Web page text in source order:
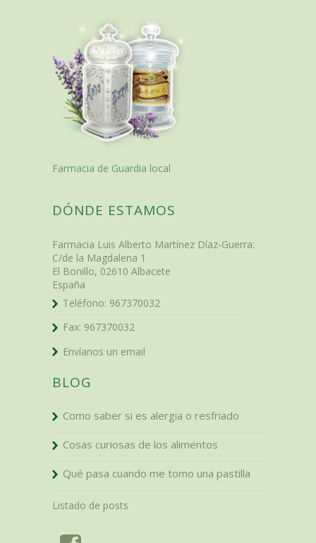
Farmacia de Guardia local
DÓNDE ESTAMOS
Farmacia Luis Alberto Martínez Díaz-Guerra:
C/de la Magdalena 1
El Bonillo, 02610 Albacete
España
Teléfono: 967370032
Fax: 967370032
Envíanos un email
BLOG
Como saber si es alergia o resfriado
Cosas curiosas de los alimentos
Qué pasa cuando me tomo una pastilla
Listado de posts